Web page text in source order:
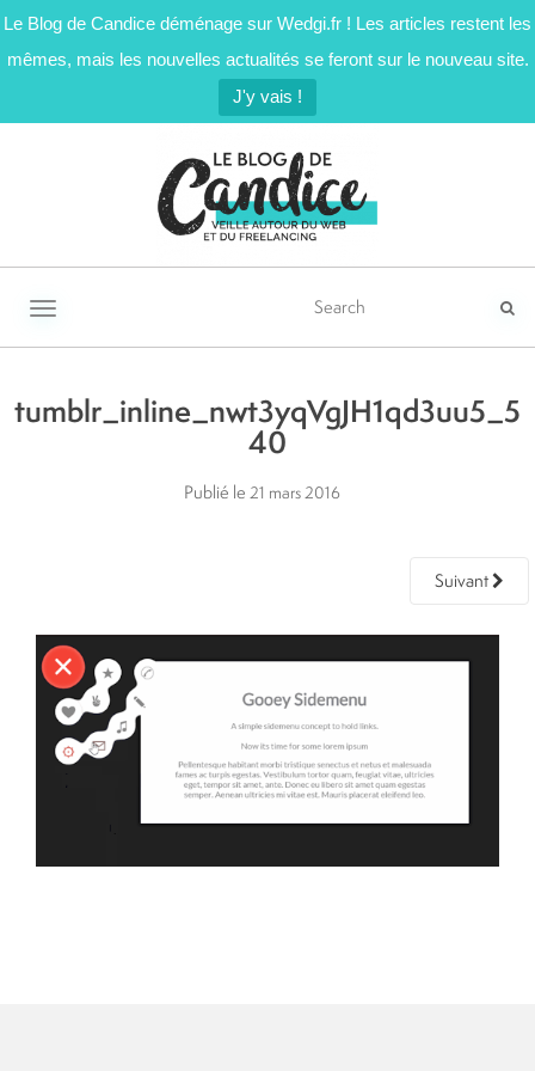
Le Blog de Candice déménage sur Wedgi.fr ! Les articles restent les
mêmes, mais les nouvelles actualités se feront sur le nouveau site.
J'y vais !
Activer/désactiver la navigation
tumblr_inline_nwt3yqVgJH1qd3uu5_5
40
Publié le 21 mars 2016
Suivant